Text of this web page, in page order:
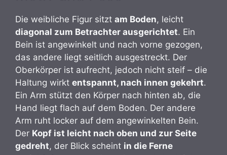
Die weibliche Figur sitzt am Boden, leicht
diagonal zum Betrachter ausgerichtet. Ein
Bein ist angewinkelt und nach vorne gezogen,
das andere liegt seitlich ausgestreckt. Der
Oberkörper ist aufrecht, jedoch nicht steif – die
Haltung wirkt entspannt, nach innen gekehrt.
Ein Arm stützt den Körper nach hinten ab, die
Hand liegt flach auf dem Boden. Der andere
Arm ruht locker auf dem angewinkelten Bein.
Der Kopf ist leicht nach oben und zur Seite
gedreht, der Blick scheint in die Ferne